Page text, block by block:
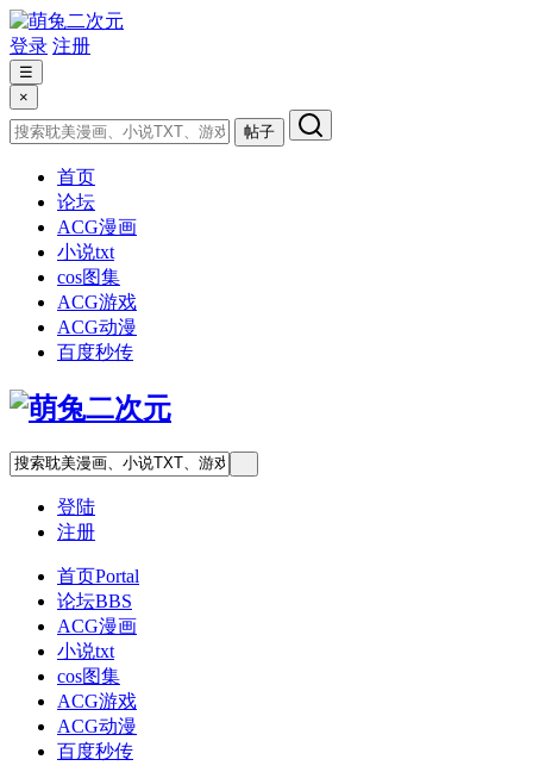
登录 注册
☰
×
帖子
首页
论坛
ACG漫画
小说txt
cos图集
ACG游戏
ACG动漫
百度秒传
登陆
注册
首页Portal
论坛BBS
ACG漫画
小说txt
cos图集
ACG游戏
ACG动漫
百度秒传